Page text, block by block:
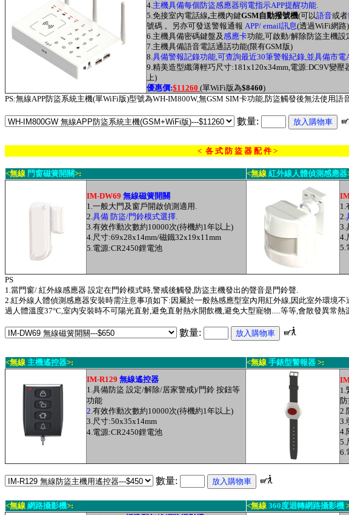
4.主機具備每個防盜感應器弱電指示APP提醒功能.
5.免接室內電話線,主機內鍵GSM自動撥號機(可以語音或者
號碼 。另亦可發送警報通報 APP/ email訊息(透過WiFi網路)
6.主機具備密碼鍵盤及感應卡功能,可啟動/解除防盜主機設
7.主機具備語音電話通話功能(限有GSM版)
8.具備警報記錄功能,可查詢最近30筆警報紀錄,並具備市電
9.精美造型纖薄輕巧尺寸:181x120x34mm,電源:DC9V變
上)
優惠價:$11260 (單WiFi版為$8460)
PS:無線APP防盜系統主機(單WiFi版)型號為WH-IM800W,無GSM SIM卡功能,防盜觸發後無法使用語
數量:
< 各 式 防 盜 器 配 件 >
<無線 門窗磁簧開關>: <無線 紅外線人體偵測感應器
IM-DW69 無線磁簧開關
1.一般大門及窗戶開啟偵測適用.
2.具備 防盜/門鈴模式選擇.
3.有效作動次數約10000次(待機約1年以上)
4.尺寸:69x28x14mm/磁鐵32x19x11mm
5.電源:CR2450鋰電池
1.
2.
3.
4.
5.
PS
1.當門窗/ 紅外線感應器 設定在門鈴模式時,警戒後觸發,防盜主機發出的聲音是門鈴聲.
2.紅外線人體偵測感應器安裝時需注意事項如下:因屬於一般熱感應型室內用紅外線,因此室外環境不
過人體溫度37°C,室內安裝時不可陽光直射,避免直射熱水開飲機,避免大型寵物.....等等,會散發異常
數量:
<無線 主機遙控器>: <無線 手錶型警報器 >:
IM-R129 無線遙控器
1.具備防盜 設定/解除/居家警戒)/門鈴 按鈕等
功能
2.有效作動次數約10000次(待機約1年以上)
3.尺寸:50x35x14mm
4.電源:CR2450鋰電池
1.
2.
3.
4.
5.
6.
數量:
<無線 網路攝影機>: <無線 360度迴轉網路攝影機